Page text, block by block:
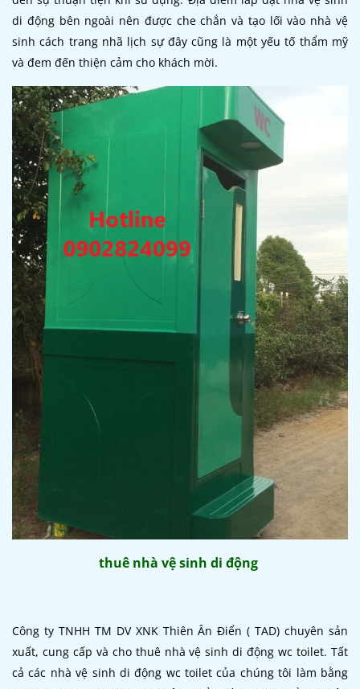
di động bên ngoài nên được che chắn và tạo lối vào nhà vệ
sinh cách trang nhã lịch sự đây cũng là một yếu tố thẩm mỹ
và đem đến thiện cảm cho khách mời.
thuê nhà vệ sinh di động
Công ty TNHH TM DV XNK Thiên Ân Điển ( TAD) chuyên sản
xuất, cung cấp và cho thuê nhà vệ sinh di động wc toilet. Tất
cả các nhà vệ sinh di động wc toilet của chúng tôi làm bằng